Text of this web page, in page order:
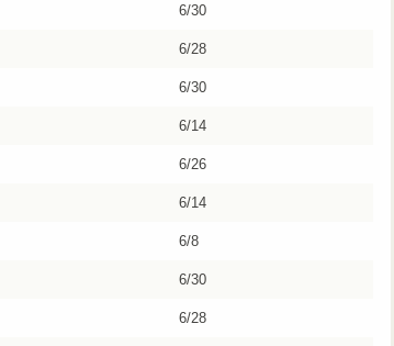
6/30
6/28
6/30
6/14
6/26
6/14
6/8
6/30
6/28